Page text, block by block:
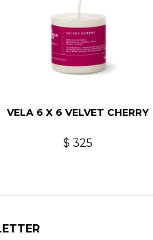
VELA 6 X 6 VELVET CHERRY
$ 325